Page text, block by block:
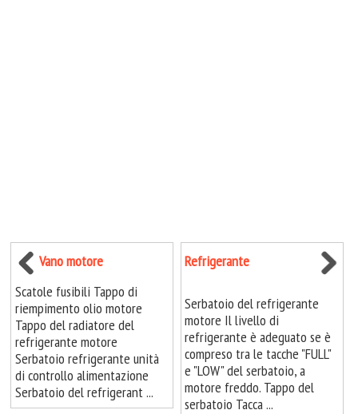
Vano motore
Scatole fusibili Tappo di
riempimento olio motore
Tappo del radiatore del
refrigerante motore
Serbatoio refrigerante unità
di controllo alimentazione
Serbatoio del refrigerant ...
Refrigerante
Serbatoio del refrigerante
motore Il livello di
refrigerante è adeguato se è
compreso tra le tacche "FULL"
e "LOW" del serbatoio, a
motore freddo. Tappo del
serbatoio Tacca ...